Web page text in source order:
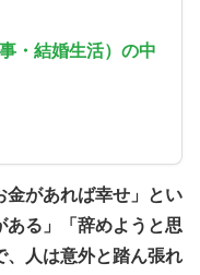
・結婚生活）の中
があれば幸せ」とい
ある」「辞めようと思
、人は意外と踏ん張れ